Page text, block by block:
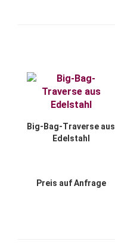
Big-Bag-Traverse aus
Edelstahl
Preis auf Anfrage